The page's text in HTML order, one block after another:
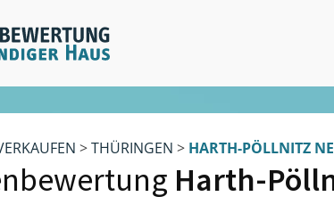
>THÜRINGEN > HARTH-PÖLLNITZ
Harth-